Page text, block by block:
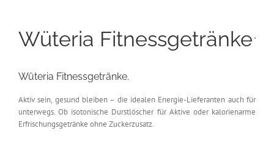
Wüteria Fitnessgetränke
Wüteria Fitnessgetränke.
Aktiv sein, gesund bleiben – die idealen Energie-Lieferanten auch für
unterwegs. Ob isotonische Durstlöscher für Aktive oder kalorienarme
Erfrischungsgetränke ohne Zuckerzusatz.